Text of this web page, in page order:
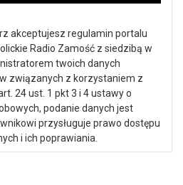
akceptujesz regulamin portalu
Radio Zamość z siedzibą w
twoich danych
związanych z korzystaniem z
24 ust. 1 pkt 3 i 4 ustawy o
podanie danych jest
przysługuje prawo dostępu
i ich poprawiania.